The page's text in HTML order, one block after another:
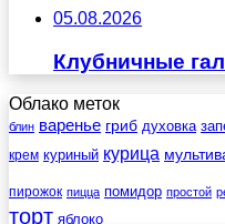
05.08.2026
Клубничные
Облако меток
блин варенье гриб духовка
крем куриный курица
пирожок пицца помидор простой
торт яблоко